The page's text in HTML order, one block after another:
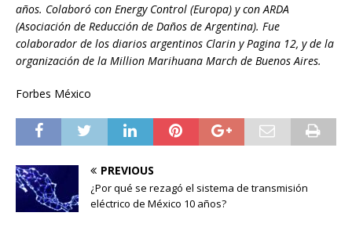
años. Colaboró con Energy Control (Europa) y con ARDA
(Asociación de Reducción de Daños de Argentina). Fue
colaborador de los diarios argentinos Clarin y Pagina 12, y de la
organización de la Million Marihuana March de Buenos Aires.
Forbes México
PREVIOUS
¿Por qué se rezagó el sistema de transmisión
eléctrico de México 10 años?